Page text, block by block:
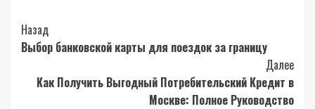
Post
Navigation
Назад
Выбор банковской карты для поездок за границу
Далее
Как Получить Выгодный Потребительский Кредит в
Москве: Полное Руководство